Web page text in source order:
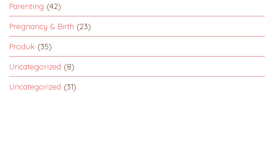
Parenting (42)
Pregnancy & Birth (23)
Produk (35)
Uncategorized (8)
Uncategorized (31)